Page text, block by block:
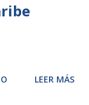
LEER MÁS